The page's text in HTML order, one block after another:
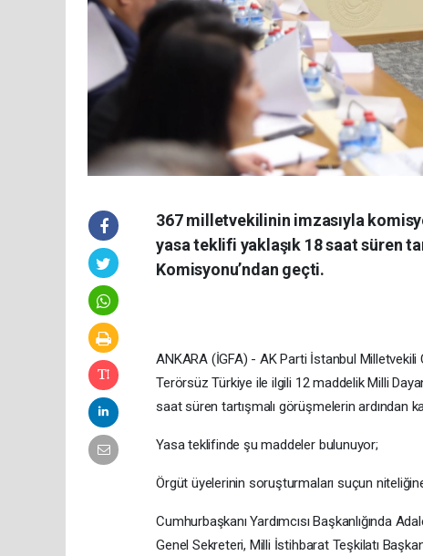
367 milletvekilinin imzasıyla
yasa teklifi yaklaşık 18 saat süren
Komisyonu’ndan geçti.
ANKARA (İGFA) - AK Parti İstanbul
Terörsüz Türkiye ile ilgili 12 maddelik Milli
saat süren tartışmalı görüşmelerin ardından
Yasa teklifinde şu maddeler bulunuyor;
Örgüt üyelerinin soruşturmaları suçun
Cumhurbaşkanı Yardımcısı Başkanlığında
Genel Sekreteri, Milli İstihbarat Teşkilatı